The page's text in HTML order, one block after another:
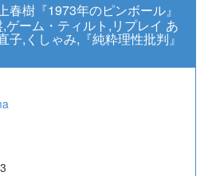
春樹『1973年のピンボール』
ゲーム・ティルト,リプレイ あ
子,くしゃみ,『純粋理性批判』